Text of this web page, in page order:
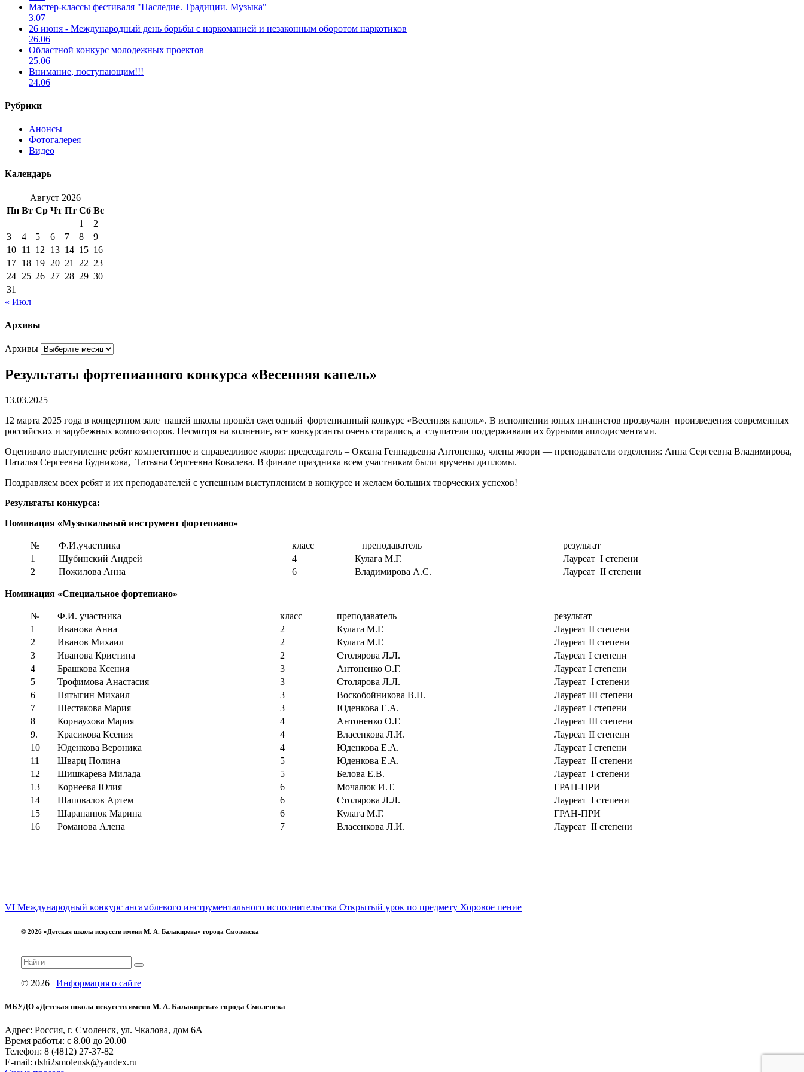
Мастер-классы фестиваля "Наследие. Традиции. Музыка"
3.07
26 июня - Международный день борьбы с наркоманией и незаконным оборотом наркотиков
26.06
Областной конкурс молодежных проектов
25.06
Внимание, поступающим!!!
24.06
Рубрики
Анонсы
Фотогалерея
Видео
Календарь
Август 2026
Пн Вт Ср Чт Пт Сб Вс
1
2
3
4 5 6 7 8
9
10 11 12 13 14 15 16
17 18 19 20 21 22 23
24 25 26 27 28 29 30
31
« Июл
Архивы
Архивы
Результаты фортепианного конкурса «Весенняя капель»
13.03.2025
12 марта 2025 года в концертном зале нашей школы прошёл ежегодный фортепианный конкурс «Весенняя капель». В исполнении юных пианистов прозвучали произведения современных
российских и зарубежных композиторов. Несмотря на волнение, все конкурсанты очень старались, а слушатели поддерживали их бурными аплодисментами.
Оценивало выступление ребят компетентное и справедливое жюри: председатель – Оксана Геннадьевна Антоненко, члены жюри — преподаватели отделения: Анна Сергеевна Владимирова,
Наталья Сергеевна Будникова, Татьяна Сергеевна Ковалева. В финале праздника всем участникам были вручены дипломы.
Поздравляем всех ребят и их преподавателей с успешным выступлением в конкурсе и желаем больших творческих успехов!
Результаты конкурса:
Номинация «Музыкальный инструмент фортепиано»
№ Ф.И.участника класс преподаватель
результат
1
Шубинский Андрей 4 Кулага М.Г.
Лауреат I степени
2
Пожилова Анна 6 Владимирова А.С. Лауреат II степени
Номинация «Специальное фортепиано»
№ Ф.И. участника класс преподаватель
результат
1
Иванова Анна 2 Кулага М.Г.
Лауреат II степени
2
Иванов Михаил 2 Кулага М.Г.
Лауреат II степени
3
Иванова Кристина 2 Столярова Л.Л.
Лауреат I степени
4
Брашкова Ксения 3 Антоненко О.Г.
Лауреат I степени
5
Трофимова Анастасия 3 Столярова Л.Л.
Лауреат I степени
6
Пятыгин Михаил 3 Воскобойникова В.П.
Лауреат III степени
7
Шестакова Мария 3 Юденкова Е.А.
Лауреат I степени
8
Корнаухова Мария 4 Антоненко О.Г.
Лауреат III степени
9.
Красикова Ксения 4 Власенкова Л.И.
Лауреат II степени
10
Юденкова Вероника 4 Юденкова Е.А.
Лауреат I степени
11
Шварц Полина 5 Юденкова Е.А.
Лауреат II степени
12
Шишкарева Милада 5 Белова Е.В.
Лауреат I степени
13
Корнеева Юлия 6 Мочалюк И.Т.
ГРАН-ПРИ
14
Шаповалов Артем 6 Столярова Л.Л.
Лауреат I степени
15
Шарапанюк Марина 6 Кулага М.Г.
ГРАН-ПРИ
16
Романова Алена 7 Власенкова Л.И. Лауреат II степени
VI Международный конкурс ансамблевого инструментального исполнительства Открытый урок по предмету Хоровое пение
© 2026 «Детская школа искусств имени М. А. Балакирева» города Смоленска
© 2026 | Информация о сайте
МБУДО «Детская школа искусств имени М. А. Балакирева» города Смоленска
Адрес: Россия, г. Смоленск, ул. Чкалова, дом 6А
Время работы: с 8.00 до 20.00
Телефон: 8 (4812) 27-37-82
E-mail: dshi2smolensk@yandex.ru